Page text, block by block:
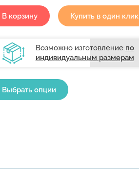
В корзину Купить в один клик
Возможно изготовление по
индивидуальным размерам
Выбрать опции